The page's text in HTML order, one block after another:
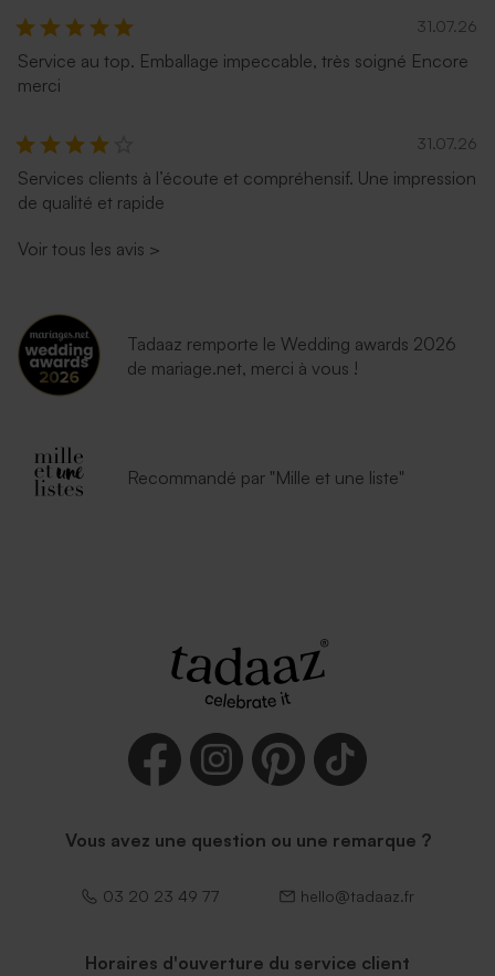
31.07.26
Service au top. Emballage impeccable, très soigné Encore
merci
31.07.26
Services clients à l’écoute et compréhensif. Une impression
de qualité et rapide
Voir tous les avis >
Tadaaz remporte le Wedding awards 2026
de mariage.net, merci à vous !
Recommandé par "Mille et une liste"
Vous avez une question ou une remarque ?
03 20 23 49 77 hello@tadaaz.fr
Horaires d'ouverture du service client